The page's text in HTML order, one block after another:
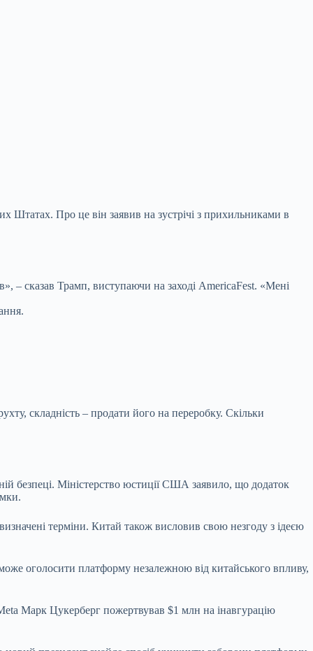
Про це він заявив на зустрічі з прихильниками в
– сказав Трамп, виступаючи на заході AmericaFest. «Мені
складність – продати його на переробку. Скільки
безпеці. Міністерство юстиції США заявило, що додаток
терміни. Китай також висловив свою незгоду з ідеєю
оголосити платформу незалежною від китайського впливу,
Марк Цукерберг пожертвував $1 млн на інавгурацію